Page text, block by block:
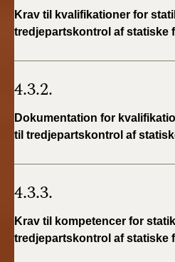
Krav til kvalifikationer for
tredjepartskontrol af statiske
4.3.2.
Dokumentation for
til tredjepartskontrol af
4.3.3.
Krav til kompetencer for
tredjepartskontrol af statiske